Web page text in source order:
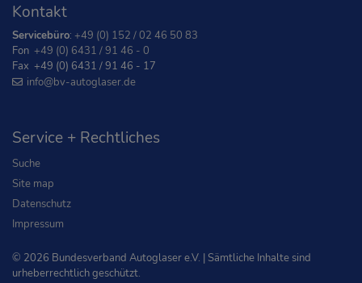
Kontakt
Servicebüro: +49 (0) 152 / 02 46 50 83
Fon +49 (0) 6431 / 91 46 - 0
Fax +49 (0) 6431 / 91 46 - 17
info@bv-autoglaser.de
Service + Rechtliches
Suche
Site map
Datenschutz
Impressum
© 2026 Bundesverband Autoglaser e.V. | Sämtliche Inhalte sind
urheberrechtlich geschützt.